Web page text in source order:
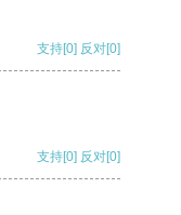
支持[0] 反对[0]
支持[0] 反对[0]